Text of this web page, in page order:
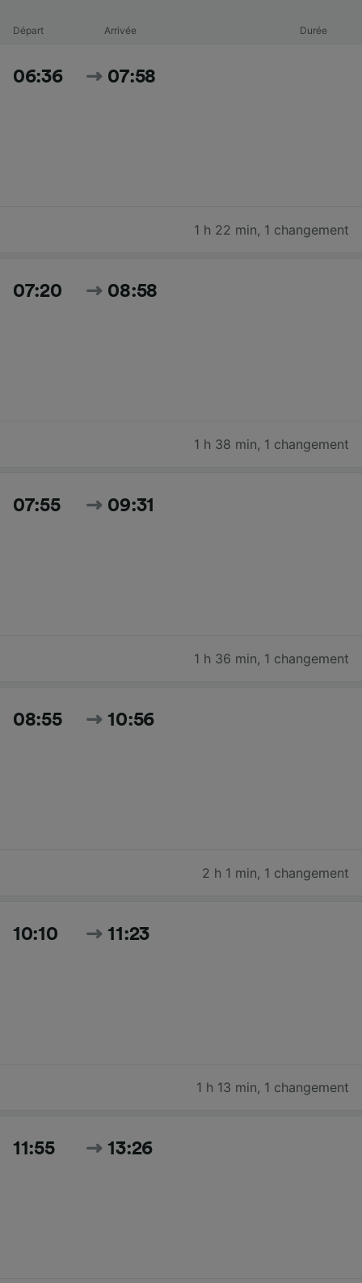
Départ Arrivée Durée
06:36 07:58
1 h 22 min, 1 changement
07:20 08:58
1 h 38 min, 1 changement
07:55 09:31
1 h 36 min, 1 changement
08:55 10:56
2 h 1 min, 1 changement
10:10 11:23
1 h 13 min, 1 changement
11:55 13:26